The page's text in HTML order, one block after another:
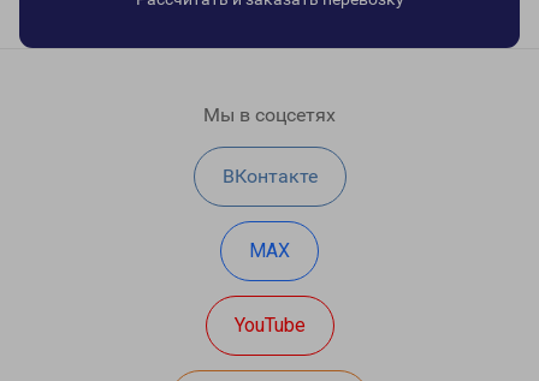
Мы в соцсетях
ВКонтакте
MAX
YouTube